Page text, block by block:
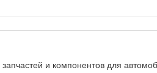
и компонентов для